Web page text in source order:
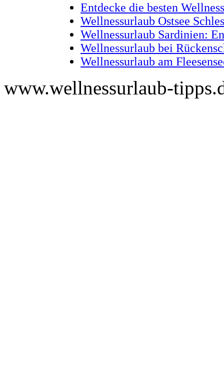
Entdecke die besten
Wellnessurlaub Ostsee
Wellnessurlaub Sardinien:
Wellnessurlaub bei
Wellnessurlaub am
www.wellnessurlaub-